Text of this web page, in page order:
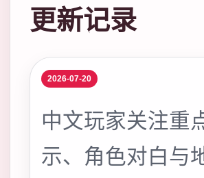
更新记录
2026-07-20
中文玩家关注重
示、角色对白与